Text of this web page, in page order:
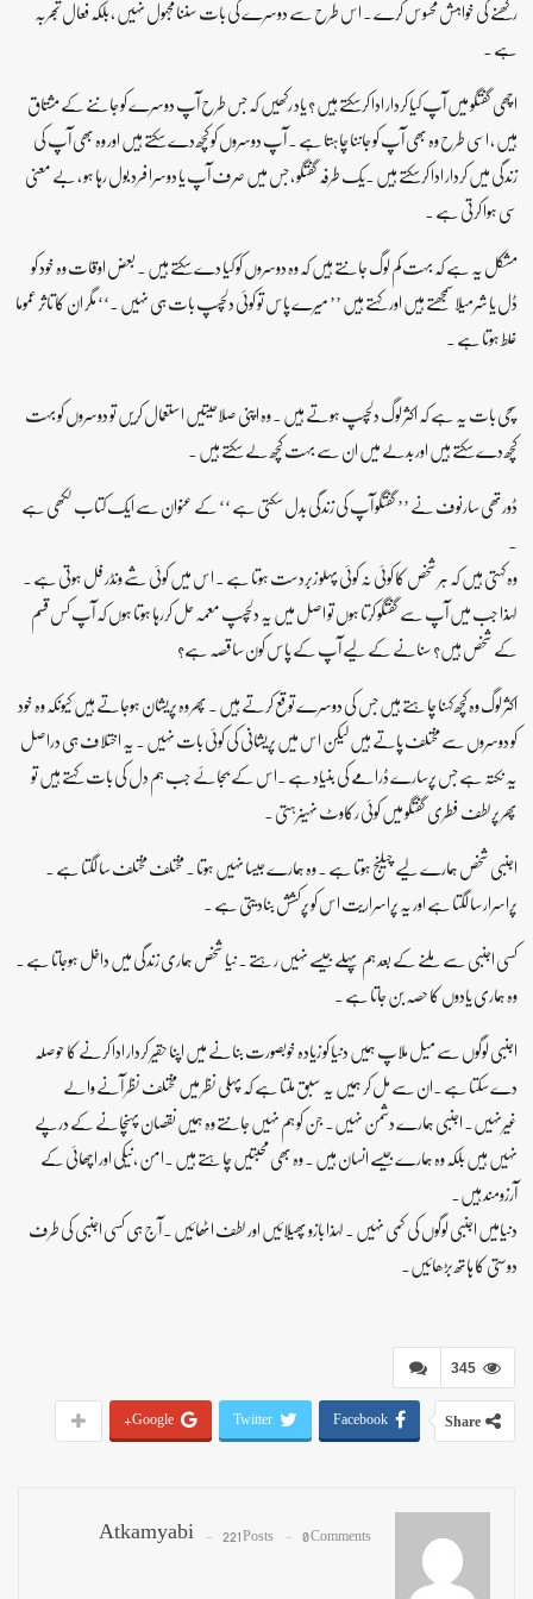
رکھنے کی خواہش محسوس کرے ۔ اس طرح سے دوسرے کی بات سننا مجہول نہیں ، بلکہ فعال تجربہ
ہے ۔
اچھی گفتگو میں آپ کیا کردار ادا کرسکتے ہیں ؟ یاد رکھیں کہ جس طرح آپ دوسرے کو جاننے کے مشتاق
ہیں ، اسی طرح وہ بھی آپ کو جاننا چاہتا ہے ۔ آپ دوسروں کو کچھ دے سکتے ہیں اور وہ بھی آپ کی
زندگی میں کردار ادا کرسکتے ہیں ۔یک طرفہ گفتگو ، جس میں صرف آپ یا دوسرا فرد بول رہا ہو ، بے معنی
سی ہوا کرتی ہے ۔
مشکل یہ ہے کہ بہت کم لوگ جانتے ہیں کہ وہ دوسروں کو کیا دے سکتے ہیں ۔ بعض اوقات وہ خود کو
ڈل یا شرمیلا سمجھتے ہیں اور کہتے ہیں ’’ میرے پاس تو کوئی دلچسپ بات ہی نہیں ۔‘‘ مگر ان کا تاثر عموما
غلط ہوتا ہے ۔
سچی بات یہ ہے کہ اکثر لوگ دلچسپ ہوتے ہیں ۔ وہ اپنی صلاحیتیں استعمال کریں تو دوسروں کو بہت
کچھ دے سکتے ہیں اور بدلے میں ان سے بہت کچھ لے سکتے ہیں ۔
ڈورتھی سارنوف نے ’’ گفتگو آپ کی زندگی بدل سکتی ہے ‘‘ کے عنوان سے ایک کتاب لکھی ہے
۔
وہ کہتی ہیں کہ ہر شخص کا کوئی نہ کوئی پہلو زبردست ہوتا ہے ۔ اس میں کوئی شے ونڈر فل ہوتی ہے ۔
لہذا جب میں آپ سے گفتگو کرتا ہوں تو اصل میں یہ دلچسپ معمہ حل کررہا ہوتا ہوں کہ آپ کس قسم
کے شخص ہیں؟ سنانے کے لیے آپ کے پاس کون سا قصہ ہے؟
اکثر لوگ وہ کچھ کہنا چاہتے ہیں جس کی دوسرے توقع کرتے ہیں ۔ پھر وہ پریشان ہوجاتے ہیں کیونکہ وہ خود
کو دوسروں سے مختلف پاتے ہیں لیکن اس میں پریشانی کی کوئی بات نہیں ۔ یہ اختلاف ہی دراصل
یہ نکتہ ہے جس پرسارے ڈرامے کی بنیاد ہے ۔اس کے بجائے جب ہم دل کی بات کہتے ہیں تو
پھر پرلطف فطری گفتگو میں کوئی رکاوٹ نہیںرہتی ۔
اجنبی شخص ہمارے لیے چیلنج ہوتا ہے ۔ وہ ہمارے جیسا نہیں ہوتا ۔ مختلف مختلف سا لگتا ہے ۔
پراسرار سا لگتا ہے اور یہ پراسراریت اس کو پرکشش بنادیتی ہے ۔
کسی اجنبی سے ملنے کے بعد ہم پہلے جیسے نہیں رہتے ۔ نیا شخص ہماری زندگی میں داخل ہوجاتا ہے ۔
وہ ہماری یادوں کا حصہ بن جاتا ہے ۔
اجنبی لوگوں سے میل ملاپ ہمیں دنیا کو زیادہ خوبصورت بنانے میں اپنا حقیر کردار ادا کرنے کا حوصلہ
دے سکتا ہے ۔ان سے مل کر ہمیں یہ سبق ملتا ہے کہ پہلی نظر میں مختلف نظر آنے والے
غیرنہیں۔ اجنبی ہمارے دشمن نہیں۔ جن کو ہم نہیں جانتے وہ ہمیں نقصان پہنچانے کے درپے
نہیں ہیں بلکہ وہ ہمارے جیسے انسان ہیں ۔ وہ بھی محبتیں چاہتے ہیں ۔امن ،نیکی اور اچھائی کے
آرزومند ہیں۔
دنیامیں اجنبی لوگوں کی کمی نہیں ۔ لہذا بازو پھیلائیں اور لطف اٹھائیں ۔ آج ہی کسی اجنبی کی طرف
دوستی کا ہاتھ بڑھائیں۔
345
Share
Facebook
Twitter
Google+
Atkamyabi 221 Posts 0 Comments